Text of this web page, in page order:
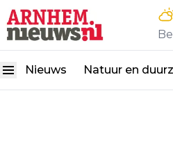
Nieuws Natuur en